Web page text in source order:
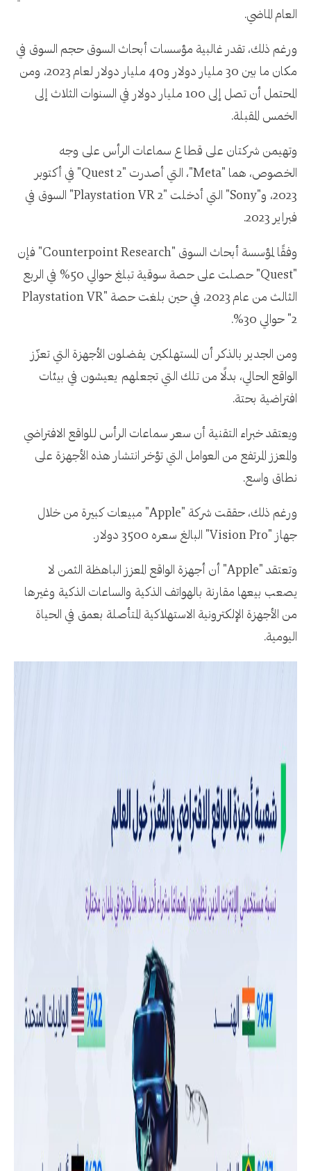
العام الماضي.
ورغم ذلك، تقدر غالبية مؤسسات أبحاث السوق حجم السوق في
مكان ما بين 30 مليار دولار و40 مليار دولار لعام 2023، ومن
المحتمل أن تصل إلى 100 مليار دولار في السنوات الثلاث إلى
الخمس المقبلة.
وتهيمن شركتان على قطاع سماعات الرأس على وجه
الخصوص، هما "Meta"، التي أصدرت "Quest 2" في أكتوبر
2023، و"Sony" التي أدخلت "Playstation VR 2" السوق في
فبراير 2023.
وفقًا لمؤسسة أبحاث السوق "Counterpoint Research" فإن
"Quest" حصلت على حصة سوقية تبلغ حوالي 50% في الربع
الثالث من عام 2023، في حين بلغت حصة "Playstation VR
2" حوالي 30%.
ومن الجدير بالذكر أن المستهلكين يفضلون الأجهزة التي تعزّز
الواقع الحالي، بدلًا من تلك التي تجعلهم يعيشون في بيئات
افتراضية بحتة.
ويعتقد خبراء التقنية أن سعر سماعات الرأس للواقع الافتراضي
والمعزز المرتفع من العوامل التي تؤخر انتشار هذه الأجهزة على
نطاق واسع.
ورغم ذلك، حققت شركة "Apple" مبيعات كبيرة من خلال
جهاز "Vision Pro" البالغ سعره 3500 دولار.
وتعتقد "Apple" أن أجهزة الواقع المعزز الباهظة الثمن لا
يصعب بيعها مقارنة بالهواتف الذكية والساعات الذكية وغيرها
من الأجهزة الإلكترونية الاستهلاكية المتأصلة بعمق في الحياة
اليومية.